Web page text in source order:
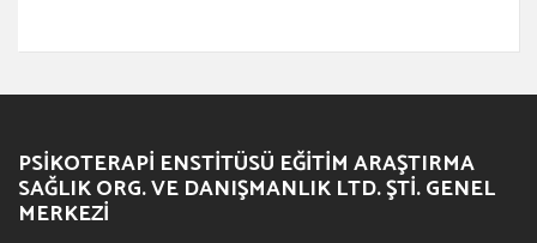
PSIKOTERAPI ENSTITÜSÜ EĞITIM ARAŞTIRMA
SAĞLIK ORG. VE DANIŞMANLIK LTD. ŞTI. GENEL
MERKEZI